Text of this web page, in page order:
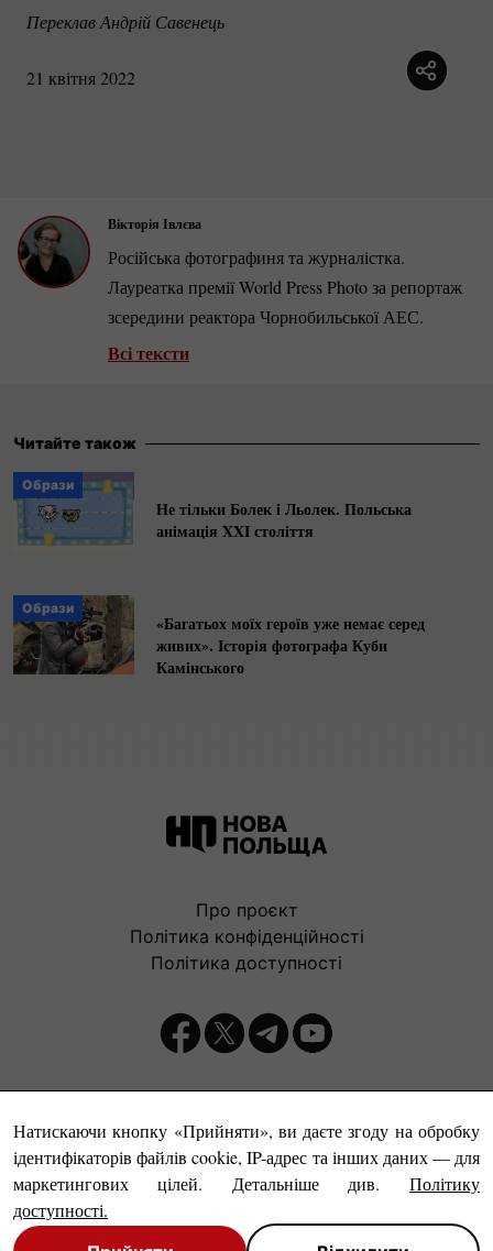
Переклав Андрій Савенець
21 квітня 2022
Вікторія Івлєва
Російська фотографиня та журналістка.
Лауреатка премії World Press Photo за репортаж
зсередини реактора Чорнобильської АЕС.
Всі тексти
Читайте також
Образи
Не тільки Болек і Льолек. Польська
анімація XXI століття
Образи
«Багатьох моїх героїв уже немає серед
живих». Історія фотографа Куби
Камінського
Натискаючи кнопку «Прийняти», ви даєте згоду на обробку
ідентифікаторів файлів cookie, IP-адрес та інших даних — для
маркетингових цілей. Детальніше див.
Політику
доступності.
Про проєкт
Політика конфіденційності
Політика доступності